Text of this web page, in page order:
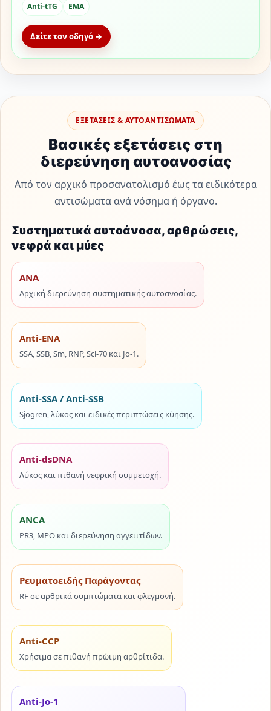
Anti-tTG EMA
Δείτε τον οδηγό →
ΕΞΕΤΑΣΕΙΣ & ΑΥΤΟΑΝΤΙΣΩΜΑΤΑ
Βασικές εξετάσεις στη
διερεύνηση αυτοανοσίας
Από τον αρχικό προσανατολισμό έως τα ειδικότερα
αντισώματα ανά νόσημα ή όργανο.
Συστηματικά αυτοάνοσα, αρθρώσεις,
νεφρά και μύες
ANA
Αρχική διερεύνηση συστηματικής αυτοανοσίας.
Anti-ENA
SSA, SSB, Sm, RNP, Scl-70 και Jo-1.
Anti-SSA / Anti-SSB
Sjögren, λύκος και ειδικές περιπτώσεις κύησης.
Anti-dsDNA
Λύκος και πιθανή νεφρική συμμετοχή.
ANCA
PR3, MPO και διερεύνηση αγγειιτίδων.
Ρευματοειδής Παράγοντας
RF σε αρθρικά συμπτώματα και φλεγμονή.
Anti-CCP
Χρήσιμα σε πιθανή πρώιμη αρθρίτιδα.
Anti-Jo-1